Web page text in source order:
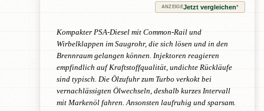
ANZEIGEJetzt vergleichen*
Kompakter PSA-Diesel mit Common-Rail und
Wirbelklappen im Saugrohr, die sich lösen und in den
Brennraum gelangen können. Injektoren reagieren
empfindlich auf Kraftstoffqualität, undichte Rückläufe
sind typisch. Die Ölzufuhr zum Turbo verkokt bei
vernachlässigten Ölwechseln, deshalb kurzes Intervall
mit Markenöl fahren. Ansonsten laufruhig und sparsam.